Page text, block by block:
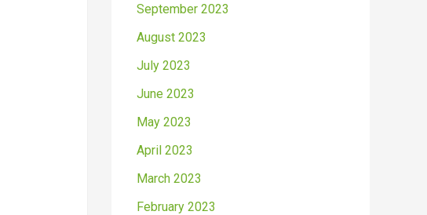
September 2023
August 2023
July 2023
June 2023
May 2023
April 2023
March 2023
February 2023